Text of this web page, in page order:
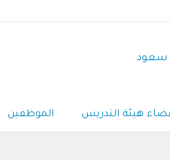
سعود
هيئة التدريس الموظفين